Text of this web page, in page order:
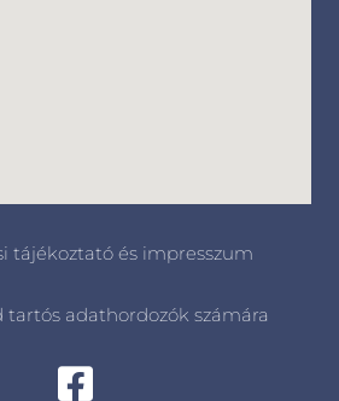
tájékoztató és impresszum
adathordozók számára